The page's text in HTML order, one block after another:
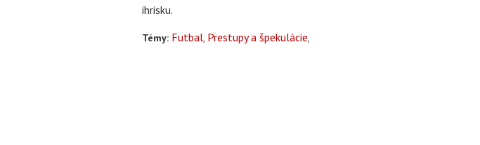
ihrisku.
Témy: Futbal Prestupy a špekulácie